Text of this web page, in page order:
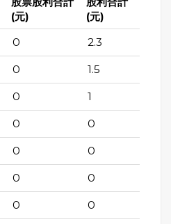
(元)
(元)
0 2.3
0 1.5
0 1
0 0
0 0
0 0
0 0